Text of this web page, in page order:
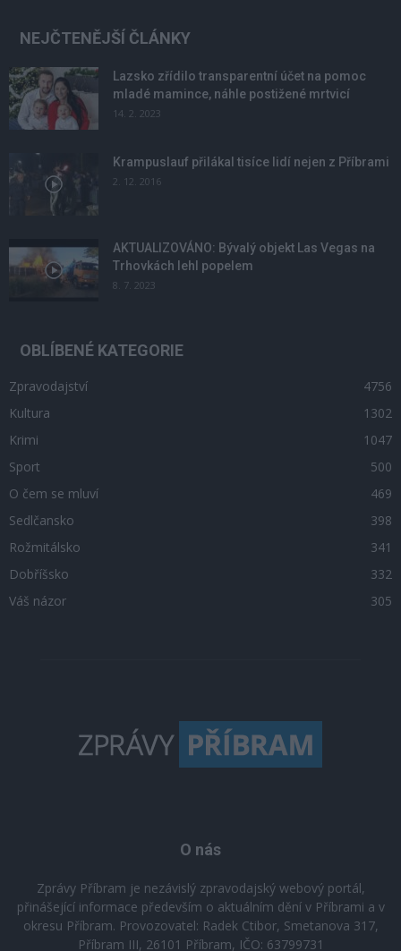
NEJČTENĚJŠÍ ČLÁNKY
Lazsko zřídilo transparentní účet na pomoc
mladé mamince, náhle postižené mrtvicí
14. 2. 2023
Krampuslauf přilákal tisíce lidí nejen z Příbrami
2. 12. 2016
AKTUALIZOVÁNO: Bývalý objekt Las Vegas na
Trhovkách lehl popelem
8. 7. 2023
OBLÍBENÉ KATEGORIE
Zpravodajství
4756
Kultura
1302
Krimi
1047
Sport
500
O čem se mluví
469
Sedlčansko
398
Rožmitálsko
341
Dobříšsko
332
Váš názor
305
O nás
Zprávy Příbram je nezávislý zpravodajský webový portál,
přinášející informace především o aktuálním dění v Příbrami a v
okresu Příbram. Provozovatel: Radek Ctibor, Smetanova 317,
Příbram III, 26101 Příbram, IČO: 63799731